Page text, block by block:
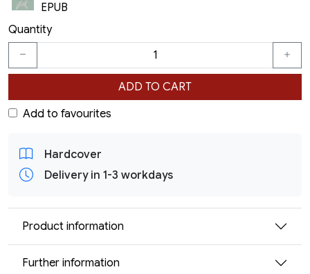
EPUB
Quantity
ADD TO CART
Add to favourites
Hardcover
Delivery in 1-3 workdays
Product information
Further information